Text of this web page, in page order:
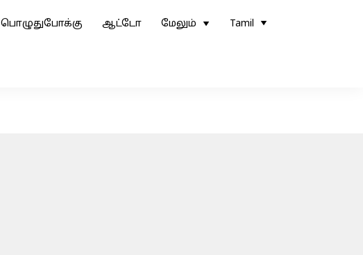
பொழுதுபோக்கு ஆட்டோ மேலும் Tamil